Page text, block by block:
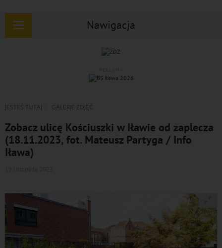
Nawigacja
Rozwiń
JESTEŚ TUTAJ GALERIE ZDJĘĆ
Zobacz ulicę Kościuszki w Iławie od zaplecza
(18.11.2023, fot. Mateusz Partyga / Info
Iława)